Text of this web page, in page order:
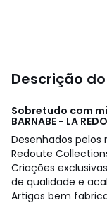
Descrição
Sobretudo com
BARNABE - LA
Desenhados pelos
Redoute
Criações
de qualidade e
Artigos bem